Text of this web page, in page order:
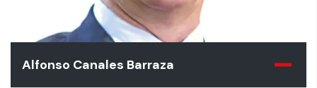
Alfonso Canales Barraza